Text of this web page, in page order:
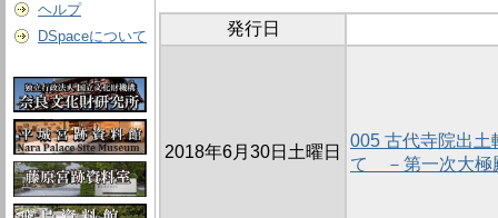
ヘルプ
DSpaceについて
発行日
2018年6月30日土曜日
005 古代寺院出土
て －第一次大極